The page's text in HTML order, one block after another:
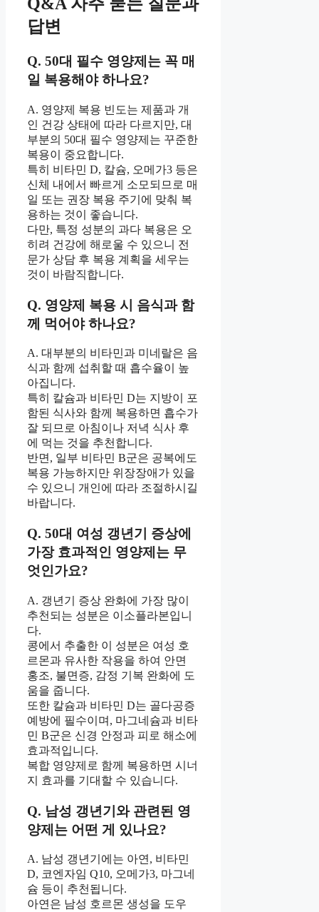
Q&A 자주 묻는 질문과
답변
Q. 50대 필수 영양제는 꼭 매
일 복용해야 하나요?
A. 영양제 복용 빈도는 제품과 개
인 건강 상태에 따라 다르지만, 대
부분의 50대 필수 영양제는 꾸준한
복용이 중요합니다.
특히 비타민 D, 칼슘, 오메가3 등은
신체 내에서 빠르게 소모되므로 매
일 또는 권장 복용 주기에 맞춰 복
용하는 것이 좋습니다.
다만, 특정 성분의 과다 복용은 오
히려 건강에 해로울 수 있으니 전
문가 상담 후 복용 계획을 세우는
것이 바람직합니다.
Q. 영양제 복용 시 음식과 함
께 먹어야 하나요?
A. 대부분의 비타민과 미네랄은 음
식과 함께 섭취할 때 흡수율이 높
아집니다.
특히 칼슘과 비타민 D는 지방이 포
함된 식사와 함께 복용하면 흡수가
잘 되므로 아침이나 저녁 식사 후
에 먹는 것을 추천합니다.
반면, 일부 비타민 B군은 공복에도
복용 가능하지만 위장장애가 있을
수 있으니 개인에 따라 조절하시길
바랍니다.
Q. 50대 여성 갱년기 증상에
가장 효과적인 영양제는 무
엇인가요?
A. 갱년기 증상 완화에 가장 많이
추천되는 성분은 이소플라본입니
다.
콩에서 추출한 이 성분은 여성 호
르몬과 유사한 작용을 하여 안면
홍조, 불면증, 감정 기복 완화에 도
움을 줍니다.
또한 칼슘과 비타민 D는 골다공증
예방에 필수이며, 마그네슘과 비타
민 B군은 신경 안정과 피로 해소에
효과적입니다.
복합 영양제로 함께 복용하면 시너
지 효과를 기대할 수 있습니다.
Q. 남성 갱년기와 관련된 영
양제는 어떤 게 있나요?
A. 남성 갱년기에는 아연, 비타민
D, 코엔자임 Q10, 오메가3, 마그네
슘 등이 추천됩니다.
아연은 남성 호르몬 생성을 도우